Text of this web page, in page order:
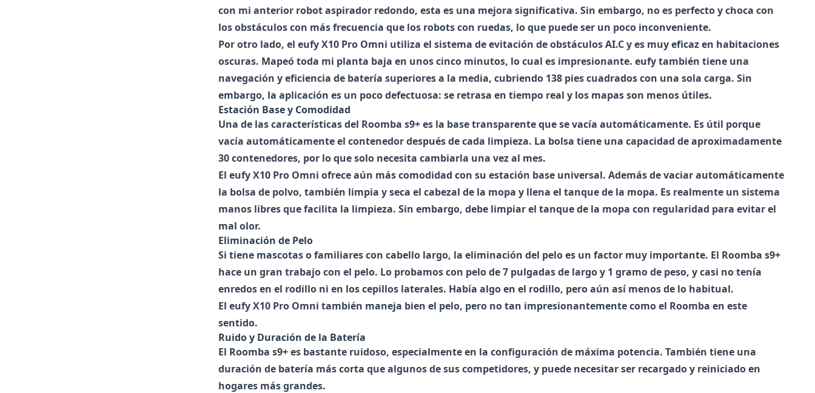
con mi anterior robot aspirador redondo, esta es una mejora significativa. Sin embargo, no es perfecto y choca con
los obstáculos con más frecuencia que los robots con ruedas, lo que puede ser un poco inconveniente.
Por otro lado, el eufy X10 Pro Omni utiliza el sistema de evitación de obstáculos AI.C y es muy eficaz en habitaciones
oscuras. Mapeó toda mi planta baja en unos cinco minutos, lo cual es impresionante. eufy también tiene una
navegación y eficiencia de batería superiores a la media, cubriendo 138 pies cuadrados con una sola carga. Sin
embargo, la aplicación es un poco defectuosa: se retrasa en tiempo real y los mapas son menos útiles.
Estación Base y Comodidad
Una de las características del Roomba s9+es la base transparente que se vacía automáticamente. Es útil porque
vacía automáticamente el contenedor después de cada limpieza. La bolsa tiene una capacidad de aproximadamente
30 contenedores, por lo que solo necesita cambiarla una vez al mes.
El eufy X10 Pro Omni ofrece aún más comodidad con su estación base universal. Además de vaciar automáticamente
la bolsa de polvo, también limpia y seca el cabezal de la mopa y llena el tanque de la mopa. Es realmente un sistema
manos libres que facilita la limpieza. Sin embargo, debe limpiar el tanque de la mopa con regularidad para evitar el
mal olor.
Eliminación de Pelo
Si tiene mascotas o familiares con cabello largo, la eliminación del pelo es un factor muy importante. El Roomba s9+
hace un gran trabajo con el pelo. Lo probamos con pelo de 7 pulgadas de largo y 1 gramo de peso, y casi no tenía
enredos en el rodillo ni en los cepillos laterales. Había algo en el rodillo, pero aún así menos de lo habitual.
El eufy X10 Pro Omni también maneja bien el pelo, pero no tan impresionantemente como el Roomba en este
sentido.
Ruido y Duración de la Batería
El Roomba s9+es bastante ruidoso, especialmente en la configuración de máxima potencia. También tiene una
duración de batería más corta que algunos de sus competidores, y puede necesitar ser recargado y reiniciado en
hogares más grandes.